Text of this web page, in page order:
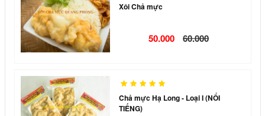
Xôi Chả mực
50.000 60.000
Chả mực Hạ Long - Loại I (NỔI
TIẾNG)